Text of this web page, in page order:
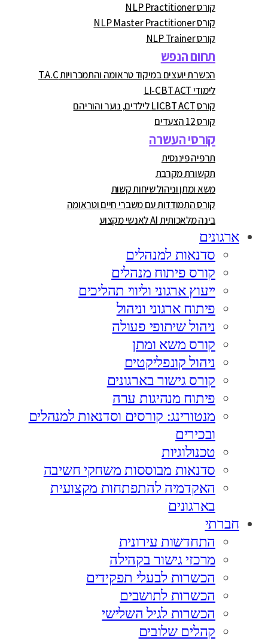
קורס NLP Practitioner
קורס NLP Master Practitioner
קורס NLP Trainer
תחום הנפש
הכשרת יועצים במיקוד טראומה והתמכרויות T.A.C
לימודי LI-CBT ACT
קורס LICBT ACT לילדים, נוער והוריהם
קורס 12 הצעדים
קורסי העשרה
תרפיה פיננסית
תקשורת מקרבת
משא ומתן וניהול שיחות קשות
קורס התמודדות עם משברי חיים וטראומה
בינה מלאכותית AI לאנשי מקצוע
ארגונים
סדנאות למנהלים
קורס פיתוח מנהלים
ייעוץ ארגוני וליווי תהליכים
פיתוח ארגוני וניהול
ניהול שיתופי פעולה
קורס משא ומתן
ניהול קונפליקטים
קורס גישור בארגונים
פיתוח מנהיגות ערה
מנטורינג: קורסים וסדנאות למנהלים
ובכירים
טכנולוגיות
סדנאות מבוססות משחקי חשיבה
האקדמיה להתפתחות מקצועית
בארגונים
חברתי
התחדשות עירונית
מרכזי גישור בקהילה
הכשרות לבעלי תפקידים
הכשרות לתושבים
הכשרות לגיל השלישי
קהלים שלובים